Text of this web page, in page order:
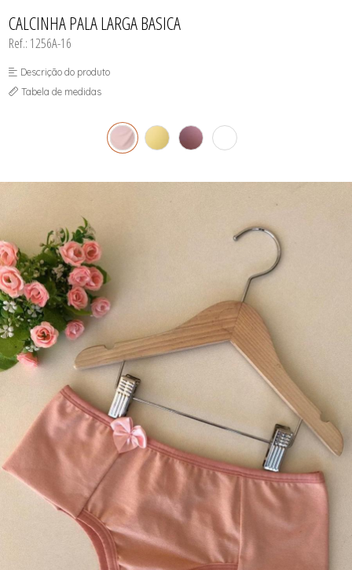
CALCINHA PALA LARGA BASICA
Ref.: 1256A-16
Descrição do produto
Tabela de medidas